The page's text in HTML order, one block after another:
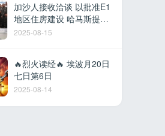
加沙人接收洽谈 以批准E1
地区住房建设 哈马斯提议
撤军换取停火 以军在黎建
2025-08-15
🔥烈火读经🔥 埃波月20日
七日第6日
2025-08-14